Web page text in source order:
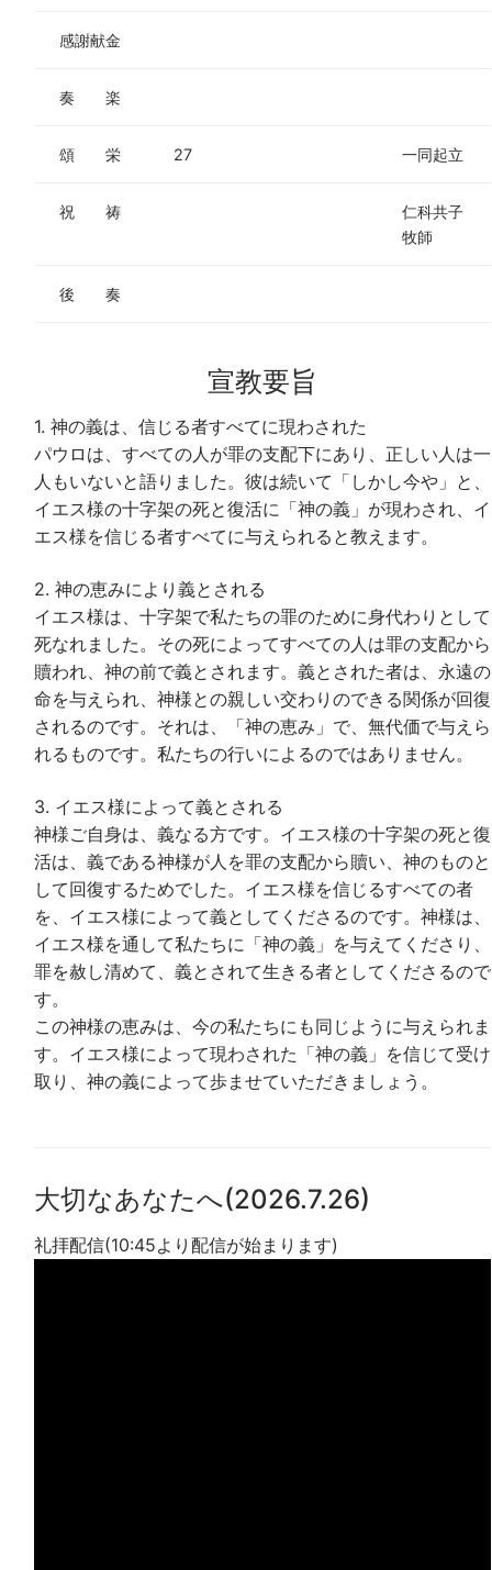
感謝献金
奏 楽
頌 栄 27 一同起立
祝 祷
仁科共子
牧師
後 奏
宣教要旨
1. 神の義は、信じる者すべてに現わされた
パウロは、すべての人が罪の支配下にあり、正しい人は一
人もいないと語りました。彼は続いて「しかし今や」と、
イエス様の十字架の死と復活に「神の義」が現わされ、イ
エス様を信じる者すべてに与えられると教えます。
2. 神の恵みにより義とされる
イエス様は、十字架で私たちの罪のために身代わりとして
死なれました。その死によってすべての人は罪の支配から
贖われ、神の前で義とされます。義とされた者は、永遠の
命を与えられ、神様との親しい交わりのできる関係が回復
されるのです。それは、「神の恵み」で、無代価で与えら
れるものです。私たちの行いによるのではありません。
3. イエス様によって義とされる
神様ご自身は、義なる方です。イエス様の十字架の死と復
活は、義である神様が人を罪の支配から贖い、神のものと
して回復するためでした。イエス様を信じるすべての者
を、イエス様によって義としてくださるのです。神様は、
イエス様を通して私たちに「神の義」を与えてくださり、
罪を赦し清めて、義とされて生きる者としてくださるので
す。
この神様の恵みは、今の私たちにも同じように与えられま
す。イエス様によって現わされた「神の義」を信じて受け
取り、神の義によって歩ませていただきましょう。
大切なあなたへ(2026.7.26)
礼拝配信(10:45より配信が始まります)